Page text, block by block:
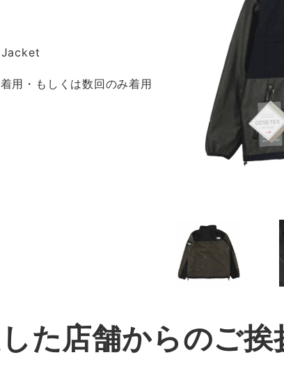
Jacket
用・もしくは数回のみ着用
た店舗からのご挨